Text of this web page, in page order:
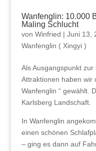
Wanfenglin: 10.000
Maling Schlucht
von Winfried | Juni 13,
Wanfenglin ( Xingyi )
Als Ausgangspunkt
Attraktionen haben wir
Wanfenglin “ gewählt.
Karlsberg Landschaft.
In Wanfenglin
einen schönen
– ging es dann auf